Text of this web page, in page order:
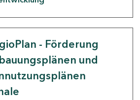
- Förderung
und